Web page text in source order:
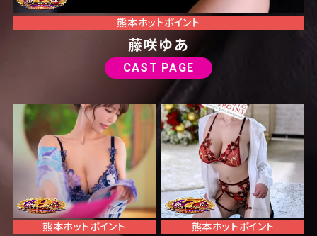
熊本ホットポイント
藤咲ゆあ
CAST PAGE
熊本ホットポイント 熊本ホットポイント